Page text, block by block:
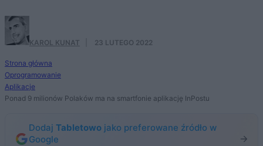
KAROL KUNAT 23 LUTEGO 2022
Strona główna
Oprogramowanie
Aplikacje
Ponad 9 milionów Polaków ma na smartfonie aplikację InPostu
Dodaj Tabletowo jako preferowane źródło w
Google